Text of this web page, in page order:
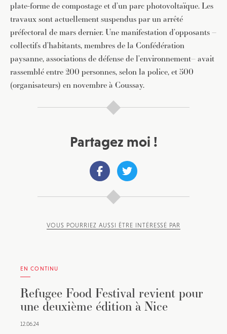
plate-forme de compostage et d’un parc photovoltaïque. Les
travaux sont actuellement suspendus par un arrêté
préfectoral de mars dernier. Une manifestation d’opposants –
collectifs d’habitants, membres de la Confédération
paysanne, associations de défense de l’environnement– avait
rassemblé entre 200 personnes, selon la police, et 500
(organisateurs) en novembre à Coussay.
Partagez moi !
VOUS POURRIEZ AUSSI ÊTRE INTÉRESSÉ PAR
EN CONTINU
Refugee Food Festival revient pour
une deuxième édition à Nice
12.06.24